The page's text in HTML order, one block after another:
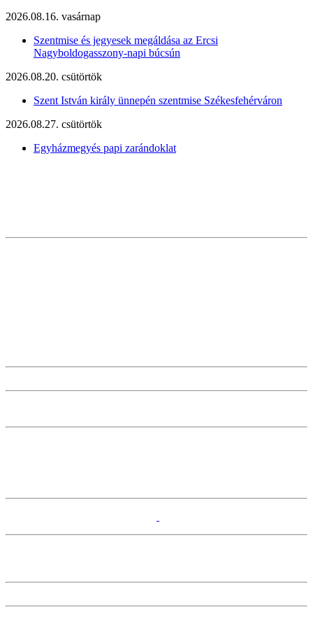
2026.08.16. vasárnap
Szentmise és jegyesek megáldása az Ercsi
Nagyboldogasszony-napi búcsún
2026.08.20. csütörtök
Szent István király ünnepén szentmise Székesfehérváron
2026.08.27. csütörtök
Egyházmegyés papi zarándoklat